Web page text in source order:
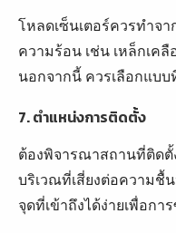
โหลดเซ็นเตอร์ควรทำจ
ความร้อน เช่น เหล็กเค
นอกจากนี้ ควรเลือกแบบ
7. ตำแหน่งการติดตั้ง
ต้องพิจารณาสถานที่ติดตั้
บริเวณที่เสี่ยงต่อความชื้
จุดที่เข้าถึงได้ง่ายเพื่อกา